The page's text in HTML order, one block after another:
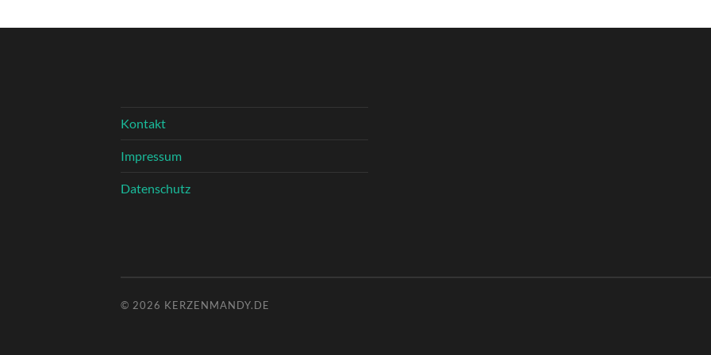
Kontakt
Impressum
Datenschutz
© 2026 KERZENMANDY.DE